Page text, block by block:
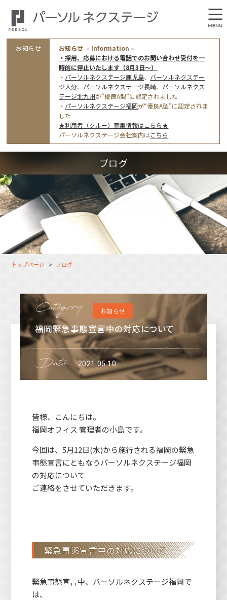
オフィス案内・アクセス
アクセストップ
東京オフィス
福岡オフィス
鹿児島オフィス
大分オフィス
長崎オフィス
福岡コネクトオフィス
松山オフィス
広島オフィス
高松オフィス
事業モデルと仕事内容
ワークスタイル
指定就労継続支援Ａ型事業所にかかる情報公表
採用情報トップ
利用者（クルー）募集
支援スタッフ（タレント） 募集
利用者（クルー）データ
お知らせ
お知らせ – Information –
・採用、応募における電話でのお問い合わせ受付を一
時的に停止いたします（8月3日～）
・ パーソルネクステージ鹿児島、 パーソルネクステー
ジ大分、 パーソルネクステージ長崎、 パーソルネクス
テージ北九州が”優良A型”に認定されました
・ パーソルネクステージ福岡が“優良A型”に認定されま
した
★利用者（クルー）募集情報はこちら★
パーソルネクステージ会社案内はこちら
ブログ
トップページ ブログ
お知らせ
福岡緊急事態宣言中の対応について
2021.05.10
皆様、こんにちは。
福岡オフィス 管理者の小島です。
今回は、5月12日(水)から施行される福岡の緊急
事態宣言にともなうパーソルネクステージ福岡
の対応について
ご連絡をさせていただきます。
緊急事態宣言中の対応について
緊急事態宣言中、パーソルネクステージ福岡で
は、